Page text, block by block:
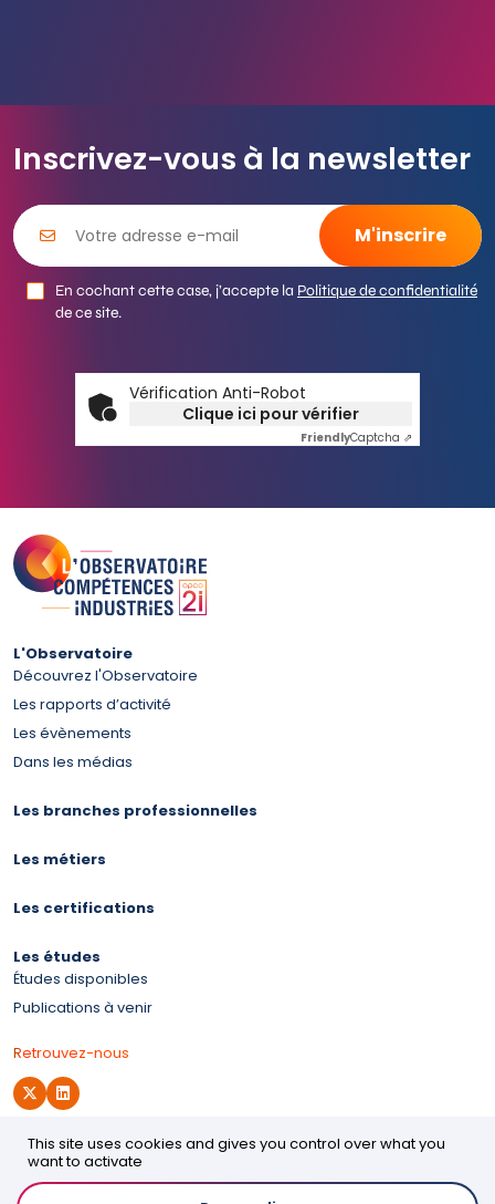
Inscrivez-vous à la newsletter
En cochant cette case, j’accepte la Politique de confidentialité
de ce site.
Vérification Anti-Robot
Clique ici pour vérifier
FriendlyCaptcha ⇗
L'Observatoire
Découvrez l'Observatoire
Les rapports d’activité
Les évènements
Dans les médias
Les branches professionnelles
Les métiers
Les certifications
Les études
Études disponibles
Publications à venir
Retrouvez-nous
Site d'OPCO 2i
This site uses cookies and gives you control over what you
want to activate